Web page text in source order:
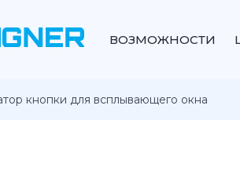
ВОЗМОЖНОСТИ
кнопки для всплывающего окна